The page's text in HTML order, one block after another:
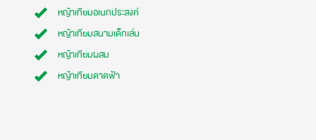
หญ้าเทียมอเนกประสงค์
หญ้าเทียมสนามเด็กเล่น
หญ้าเทียมผสม
หญ้าเทียมดาดฟ้า